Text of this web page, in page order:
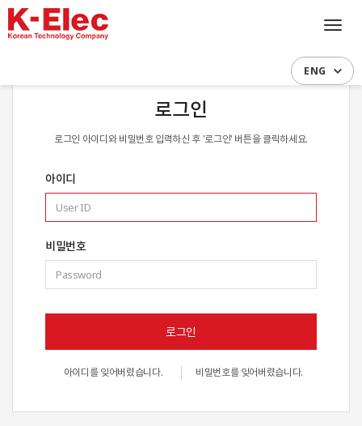
ENG
로그인
로그인 아이디와 비밀번호 입력하신 후 '로그인' 버튼을 클릭하세요.
아이디
비밀번호
로그인
아이디를 잊어버렸습니다. 비밀번호를 잊어버렸습니다.